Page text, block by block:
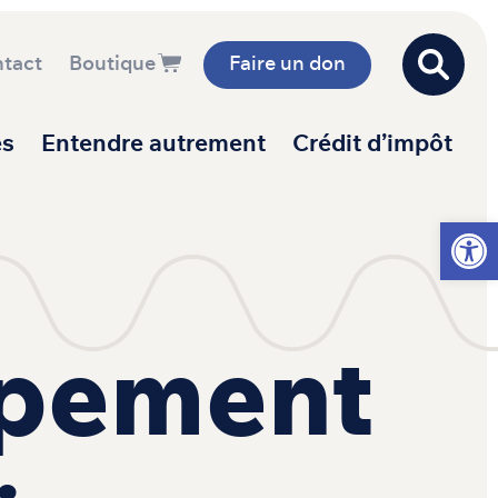
Ouvrir
Boutique Faire un don
Entendre autrement Crédit d’impôt